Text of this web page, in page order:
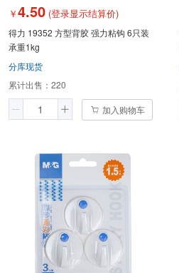
￥4.50 (登录显示结算价)
得力 19352 方型背胶 强力粘钩 6只装
承重1kg
分库现货
累计出售： 220
加入购物车